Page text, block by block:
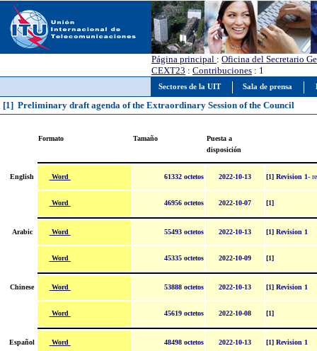
Sectores de la UIT Sala de prensa
Página principal : Oficina del Secretario
CEXT23 : Contribuciones : 1
[1] Preliminary draft agenda of the Extraordinary Session of the Council
Formato Tamaño
Puesta a
disposición
English Word 61332 octetos 2022-10-13 [1] Revision 1-
Word 46956 octetos 2022-10-07 [1]
Arabic Word 55493 octetos 2022-10-13 [1] Revision 1
Word 45335 octetos 2022-10-09 [1]
Chinese Word 53888 octetos 2022-10-13 [1] Revision 1
Word 45619 octetos 2022-10-08 [1]
Español Word 48498 octetos 2022-10-13 [1] Revision 1